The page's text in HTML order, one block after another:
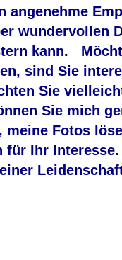
angenehme
wundervollen
kann.
sind Sie
Sie
Sie mich
Fotos
für Ihr